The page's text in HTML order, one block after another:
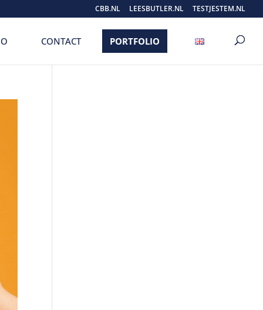
CBB.NL LEESBUTLER.NL TESTJESTEM.NL
CONTACT PORTFOLIO